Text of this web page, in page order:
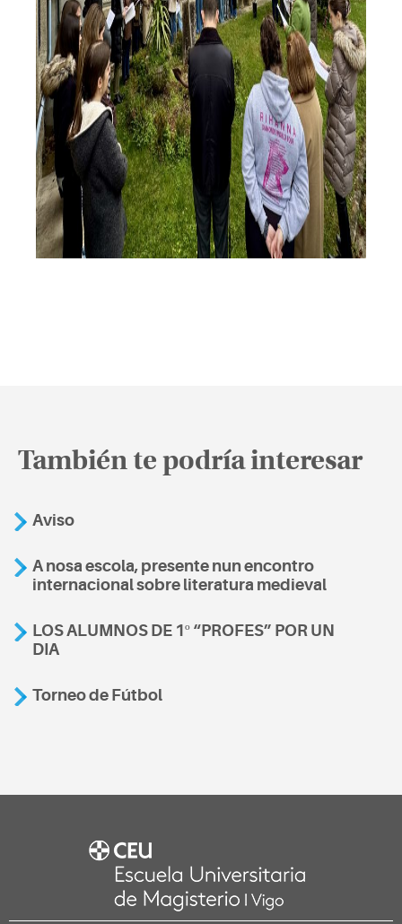
También te podría interesar
Aviso
A nosa escola, presente nun encontro
internacional sobre literatura medieval
LOS ALUMNOS DE 1º “PROFES” POR UN
DIA
Torneo de Fútbol